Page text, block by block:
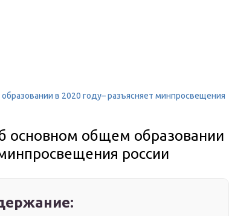
в 2020 году– разъясняет минпросвещения
основном общем образовании
россии